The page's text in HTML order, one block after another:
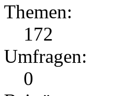
Themen:
172
Umfragen:
0